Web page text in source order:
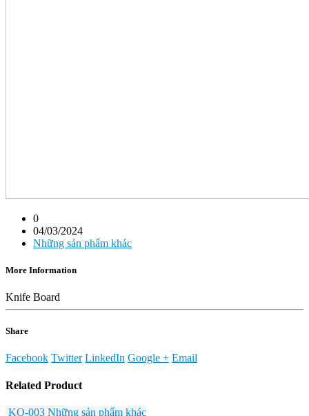
0
04/03/2024
Những sản phẩm khác
More Information
Knife Board
Share
Facebook Twitter LinkedIn Google + Email
Related Product
KO-003 Những sản phẩm khác